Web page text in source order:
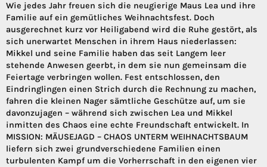
Wie jedes Jahr freuen sich die neugierige Maus Lea und ihre
Familie auf ein gemütliches Weihnachtsfest. Doch
ausgerechnet kurz vor Heiligabend wird die Ruhe gestört, als
sich unerwartet Menschen in ihrem Haus niederlassen:
Mikkel und seine Familie haben das seit Langem leer
stehende Anwesen geerbt, in dem sie nun gemeinsam die
Feiertage verbringen wollen. Fest entschlossen, den
Eindringlingen einen Strich durch die Rechnung zu machen,
fahren die kleinen Nager sämtliche Geschütze auf, um sie
davonzujagen – während sich zwischen Lea und Mikkel
inmitten des Chaos eine echte Freundschaft entwickelt. In
MISSION: MÄUSEJAGD – CHAOS UNTERM WEIHNACHTSBAUM
liefern sich zwei grundverschiedene Familien einen
turbulenten Kampf um die Vorherrschaft in den eigenen vier